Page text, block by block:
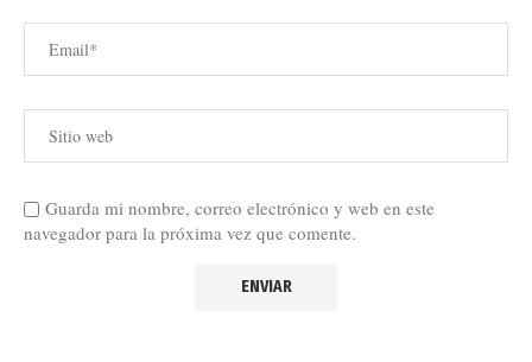
Guarda mi nombre, correo electrónico y web en este
navegador para la próxima vez que comente.